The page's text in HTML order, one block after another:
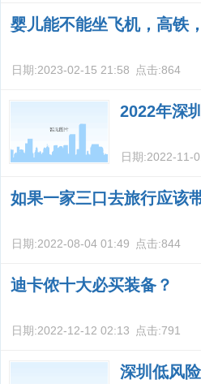
婴儿能不能坐飞机，高铁
日期:2023-02-15 21:58 点击:864
2022年深
日期:2022-11-
如果一家三口去旅行应该
日期:2022-08-04 01:49 点击:844
迪卡侬十大必买装备？
日期:2022-12-12 02:13 点击:791
深圳低风